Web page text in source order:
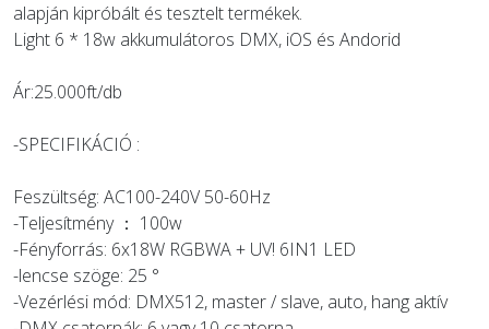
alapján kipróbált és tesztelt termékek.
Light 6 * 18w akkumulátoros DMX, iOS és Andorid
Ár:25.000ft/db
-SPECIFIKÁCIÓ :
Feszültség: AC100-240V 50-60Hz
-Teljesítmény ： 100w
-Fényforrás: 6x18W RGBWA + UV! 6IN1 LED
-lencse szöge: 25 °
-Vezérlési mód: DMX512, master / slave, auto, hang aktív